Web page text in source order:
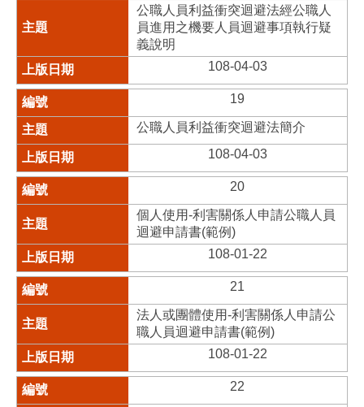
公職人員利益衝突迴避法經公職人
員進用之機要人員迴避事項執行疑
義說明
108-04-03
19
公職人員利益衝突迴避法簡介
108-04-03
20
個人使用-利害關係人申請公職人員
迴避申請書(範例)
108-01-22
21
法人或團體使用-利害關係人申請公
職人員迴避申請書(範例)
108-01-22
22